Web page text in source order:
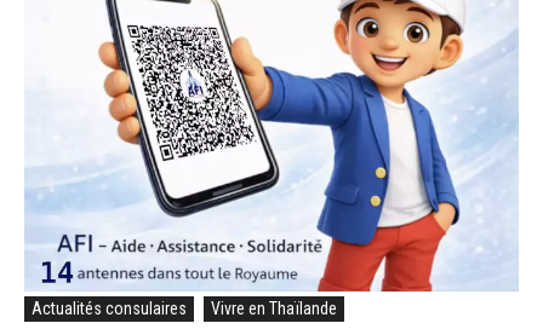
Actualités consulaires Vivre en Thaïlande